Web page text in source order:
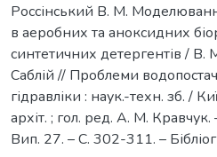
Россінський В. М.
в аеробних та аноксидних
синтетичних детергентів / В.
Саблій // Проблеми
гідравліки : наук.-техн. зб. /
архіт. ; гол. ред. А. М.
Вип. 27. – С. 302-311. –